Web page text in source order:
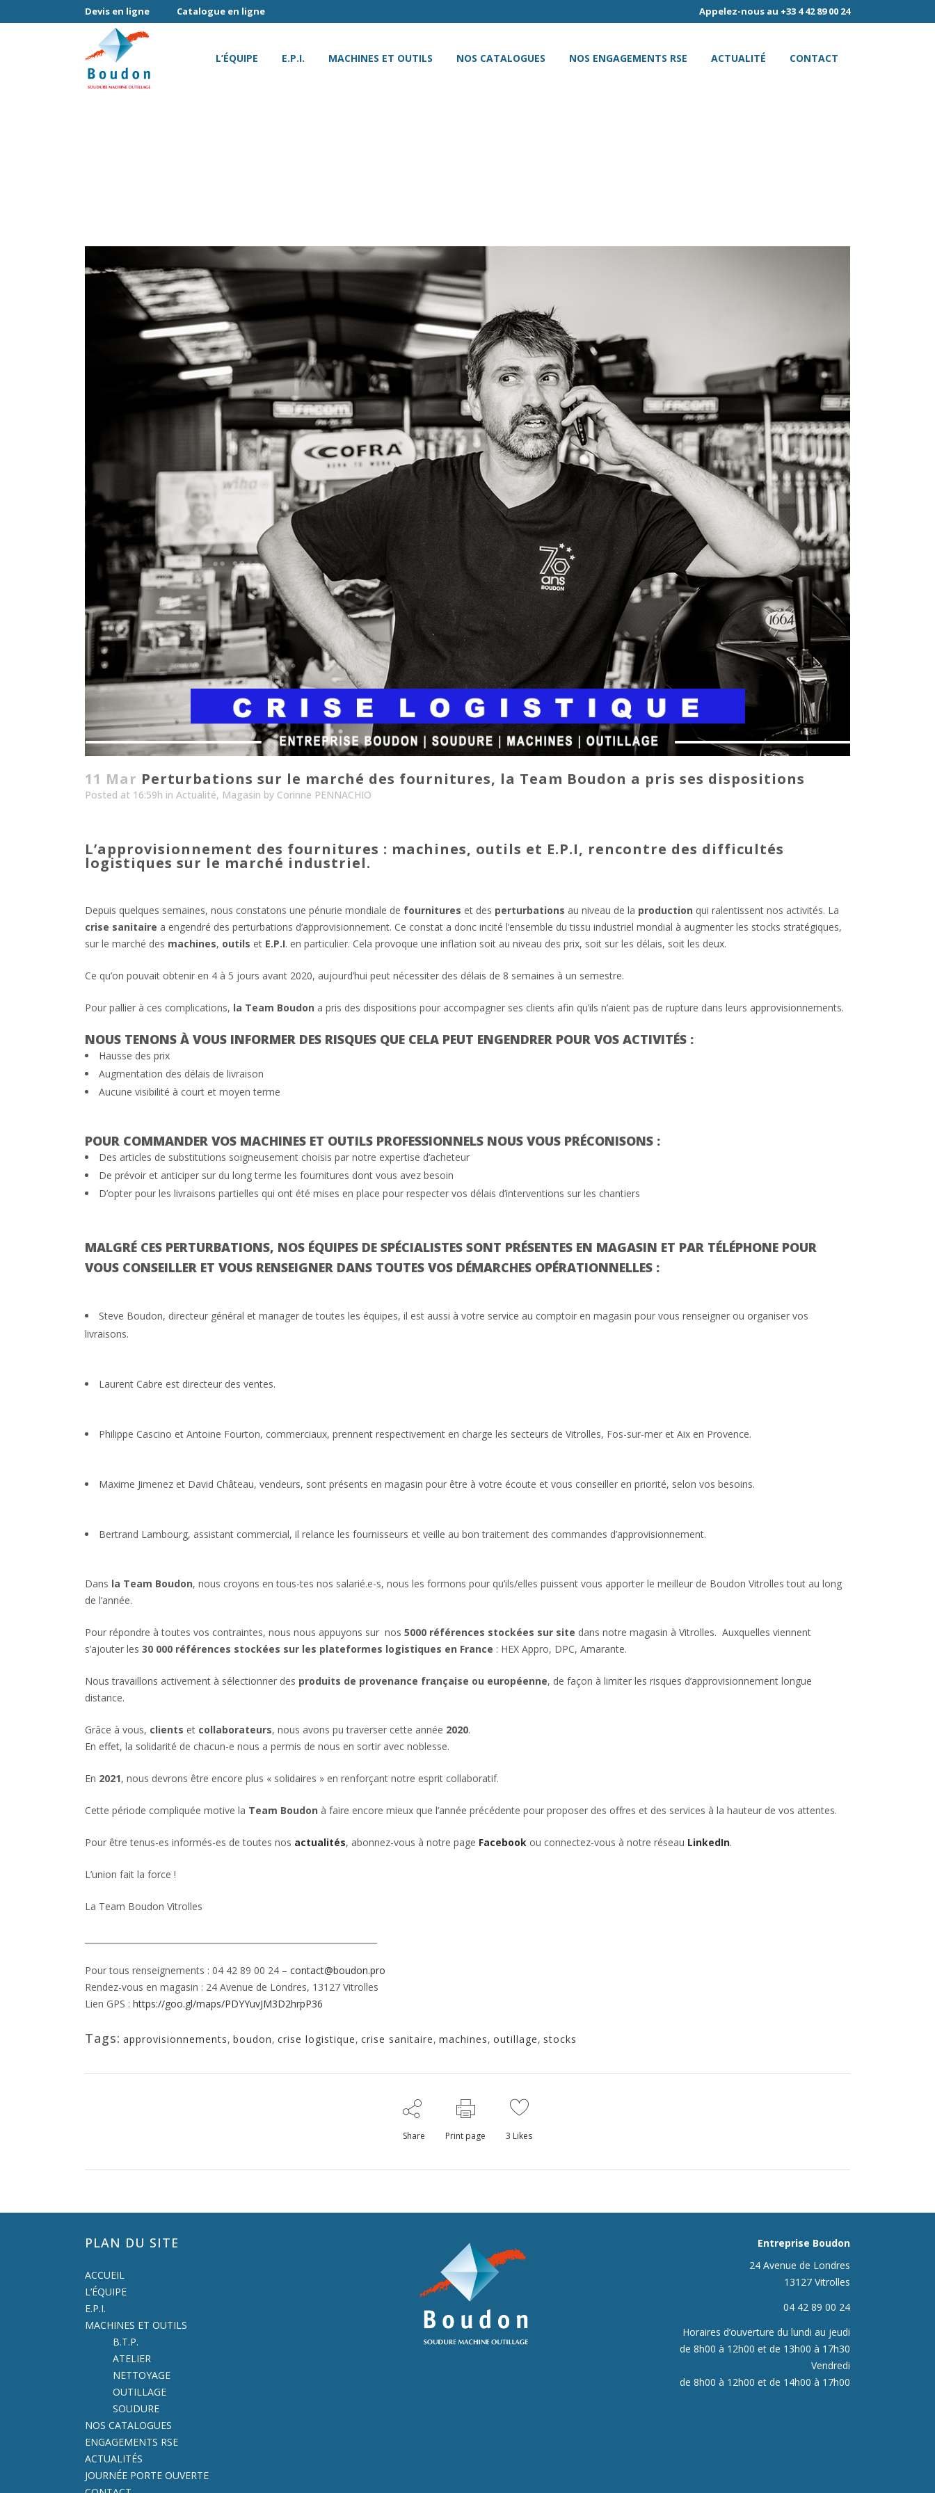
Devis en ligne Catalogue en ligne Appelez-nous au +33 4 42 89 00 24
L’ÉQUIPE E.P.I. MACHINES ET OUTILS NOS CATALOGUES NOS ENGAGEMENTS RSE ACTUALITÉ CONTACT
11 Mar Perturbations sur le marché des fournitures, la Team Boudon a pris ses dispositions
Posted at 16:59h in Actualité, Magasin by Corinne PENNACHIO
L’approvisionnement des fournitures : machines, outils et E.P.I, rencontre des difficultés
logistiques sur le marché industriel.
Depuis quelques semaines, nous constatons une pénurie mondiale de fournitures et des perturbations au niveau de la production qui ralentissent nos activités. La
crise sanitaire a engendré des perturbations d’approvisionnement. Ce constat a donc incité l’ensemble du tissu industriel mondial à augmenter les stocks stratégiques,
sur le marché des machines, outils et E.P.I. en particulier. Cela provoque une inflation soit au niveau des prix, soit sur les délais, soit les deux.
Ce qu’on pouvait obtenir en 4 à 5 jours avant 2020, aujourd’hui peut nécessiter des délais de 8 semaines à un semestre.
Pour pallier à ces complications, la Team Boudon a pris des dispositions pour accompagner ses clients afin qu’ils n’aient pas de rupture dans leurs approvisionnements.
NOUS TENONS À VOUS INFORMER DES RISQUES QUE CELA PEUT ENGENDRER POUR VOS ACTIVITÉS :
Hausse des prix
Augmentation des délais de livraison
Aucune visibilité à court et moyen terme
POUR COMMANDER VOS MACHINES ET OUTILS PROFESSIONNELS NOUS VOUS PRÉCONISONS :
Des articles de substitutions soigneusement choisis par notre expertise d’acheteur
De prévoir et anticiper sur du long terme les fournitures dont vous avez besoin
D’opter pour les livraisons partielles qui ont été mises en place pour respecter vos délais d’interventions sur les chantiers
MALGRÉ CES PERTURBATIONS, NOS ÉQUIPES DE SPÉCIALISTES SONT PRÉSENTES EN MAGASIN ET PAR TÉLÉPHONE POUR
VOUS CONSEILLER ET VOUS RENSEIGNER DANS TOUTES VOS DÉMARCHES OPÉRATIONNELLES :
Steve Boudon, directeur général et manager de toutes les équipes, il est aussi à votre service au comptoir en magasin pour vous renseigner ou organiser vos
livraisons.
Laurent Cabre est directeur des ventes.
Philippe Cascino et Antoine Fourton, commerciaux, prennent respectivement en charge les secteurs de Vitrolles, Fos-sur-mer et Aix en Provence.
Maxime Jimenez et David Château, vendeurs, sont présents en magasin pour être à votre écoute et vous conseiller en priorité, selon vos besoins.
Bertrand Lambourg, assistant commercial, il relance les fournisseurs et veille au bon traitement des commandes d’approvisionnement.
Dans la Team Boudon, nous croyons en tous-tes nos salarié.e-s, nous les formons pour qu’ils/elles puissent vous apporter le meilleur de Boudon Vitrolles tout au long
de l’année.
Pour répondre à toutes vos contraintes, nous nous appuyons sur nos 5000 références stockées sur site dans notre magasin à Vitrolles. Auxquelles viennent
s’ajouter les 30 000 références stockées sur les plateformes logistiques en France : HEX Appro, DPC, Amarante.
Nous travaillons activement à sélectionner des produits de provenance française ou européenne, de façon à limiter les risques d’approvisionnement longue
distance.
Grâce à vous, clients et collaborateurs, nous avons pu traverser cette année 2020.
En effet, la solidarité de chacun-e nous a permis de nous en sortir avec noblesse.
En 2021, nous devrons être encore plus « solidaires » en renforçant notre esprit collaboratif.
Cette période compliquée motive la Team Boudon à faire encore mieux que l’année précédente pour proposer des offres et des services à la hauteur de vos attentes.
Pour être tenus-es informés-es de toutes nos actualités, abonnez-vous à notre page Facebook ou connectez-vous à notre réseau LinkedIn.
L’union fait la force !
La Team Boudon Vitrolles
Pour tous renseignements : 04 42 89 00 24 – contact@boudon.pro
Rendez-vous en magasin : 24 Avenue de Londres, 13127 Vitrolles
Lien GPS : https://goo.gl/maps/PDYYuvJM3D2hrpP36
Tags: approvisionnements, boudon, crise logistique, crise sanitaire, machines, outillage, stocks
Share Print page 3 Likes
PLAN DU SITE
ACCUEIL
L’ÉQUIPE
E.P.I.
MACHINES ET OUTILS
B.T.P.
ATELIER
NETTOYAGE
OUTILLAGE
SOUDURE
NOS CATALOGUES
ENGAGEMENTS RSE
ACTUALITÉS
JOURNÉE PORTE OUVERTE
Entreprise Boudon
24 Avenue de Londres
13127 Vitrolles
04 42 89 00 24
Horaires d’ouverture du lundi au jeudi
de 8h00 à 12h00 et de 13h00 à 17h30
Vendredi
de 8h00 à 12h00 et de 14h00 à 17h00